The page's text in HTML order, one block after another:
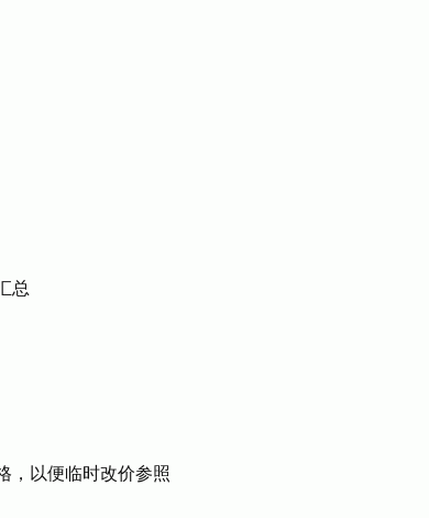
总
，以便临时改价参照